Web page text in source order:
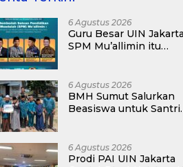
6 Agustus 2026
Guru Besar UIN
SPM Mu’allimin itu
6 Agustus 2026
BMH Sumut Salurkan
Beasiswa untuk Santri
6 Agustus 2026
Prodi PAI UIN Jakarta